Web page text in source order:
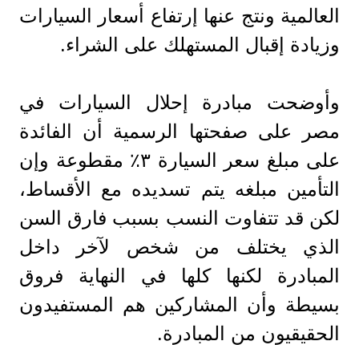
العالمية ونتج عنها إرتفاع أسعار السيارات
وزيادة إقبال المستهلك على الشراء.
وأوضحت مبادرة إحلال السيارات في
مصر على صفحتها الرسمية أن الفائدة
على مبلغ سعر السيارة ٣٪ مقطوعة وإن
التأمين مبلغه يتم تسديده مع الأقساط،
لكن قد تتفاوت النسب بسبب فارق السن
الذي يختلف من شخص لآخر داخل
المبادرة لكنها كلها في النهاية فروق
بسيطة وأن المشاركين هم المستفيدون
الحقيقيون من المبادرة.